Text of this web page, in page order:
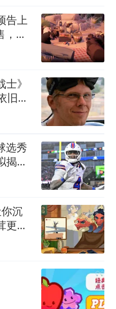
告上
，你
》
旧神
选秀
揭晓
沉
更动